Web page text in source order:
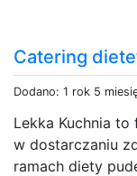
Catering
Dodano: 1 rok 5
Lekka Kuchnia
w dostarczaniu
ramach diety